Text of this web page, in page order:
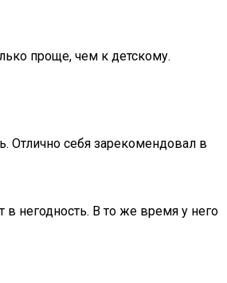
проще, чем к детскому.
Отлично себя зарекомендовал в
в негодность. В то же время у него